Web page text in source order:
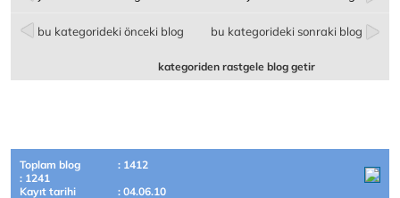
bu kategorideki önceki blog bu kategorideki sonraki blog
kategoriden rastgele blog getir
Toplam blog
: 1412
: 1241
Kayıt tarihi
: 04.06.10